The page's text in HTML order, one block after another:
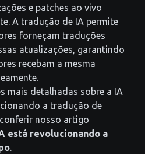
e patches ao vivo
A tradução de IA permite
forneçam traduções
atualizações, garantindo
recebam a mesma
mais detalhadas sobre a IA
a tradução de
nosso artigo
está revolucionando a
.